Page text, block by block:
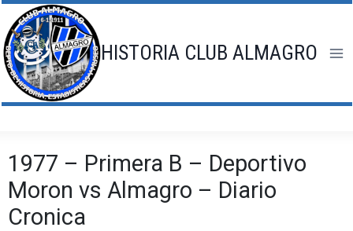
Saltar
al
contenido
HISTORIA CLUB ALMAGRO
1977 – Primera B – Deportivo
Moron vs Almagro – Diario
Cronica